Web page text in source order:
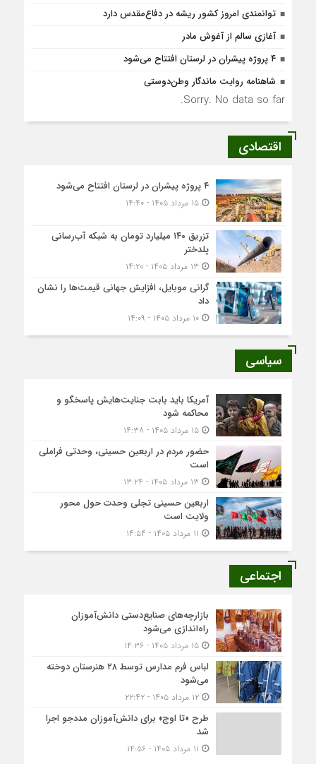
توانمندی امروز کشور ریشه در دفاع‌مقدس دارد
آغازی سالم از آغوش مادر
۴ پروژه پیشران در لرستان افتتاح می‌شود
شاهنامه روایت ماندگار وطن‌دوستی
Sorry. No data so far.
اقتصادی
۴ پروژه پیشران در لرستان افتتاح می‌شود
۱۵ مرداد ۱۴۰۵ - ۱۴:۴۰
تزریق ۱۴۰ میلیارد تومان به شبکه آب‌رسانی
پلدختر
گرانی موبایل، افزایش جهانی قیمت‌ها را نشان
داد
۱۰ مرداد ۱۴۰۵ - ۱۴:۰۹
سیاسی
آمریکا باید بابت جنایت‌هایش پاسخگو و
محاکمه شود
۱۵ مرداد ۱۴۰۵ - ۱۴:۳۸
حضور مردم در اربعین حسینی، وحدتی فراملی
است
اربعین حسینی تجلی وحدت حول محور
ولایت است
اجتماعی
بازارچه‌های صنایع‌دستی دانش‌آموزان
راه‌اندازی می‌شود
۱۵ مرداد ۱۴۰۵ - ۱۴:۳۶
لباس فرم مدارس توسط ۲۸ هنرستان‌ دوخته
می‌شود
۱۲ مرداد ۱۴۰۵ - ۲۲:۴۲
طرح «تا اوج» برای دانش‌آموزان مددجو اجرا
شد